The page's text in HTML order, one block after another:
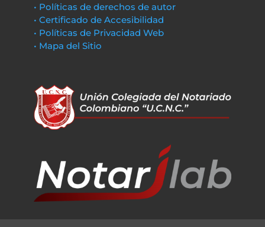
• Políticas de derechos de autor
• Certificado de Accesibilidad
• Políticas de Privacidad Web
• Mapa del Sitio